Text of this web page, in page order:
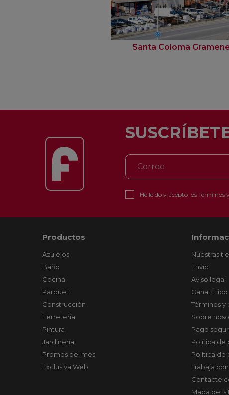
Santa Coloma
He leído y acepto los Términos
Productos
Azulejos
Baño
Cocina
Parquet
Construcción
Ferretería
Pintura
Jardinería
Promos del mes
Exclusiva Web
Nuestras
Envío
Aviso legal
Canal Ético
Términos y
Sobre
Pago
Política de
Política de
Trabaja
Contacte
Mapa del